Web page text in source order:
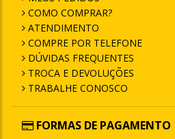
COMO COMPRAR?
ATENDIMENTO
COMPRE POR TELEFONE
DÚVIDAS FREQUENTES
TROCA E DEVOLUÇÕES
TRABALHE CONOSCO
FORMAS DE PAGAMENTO